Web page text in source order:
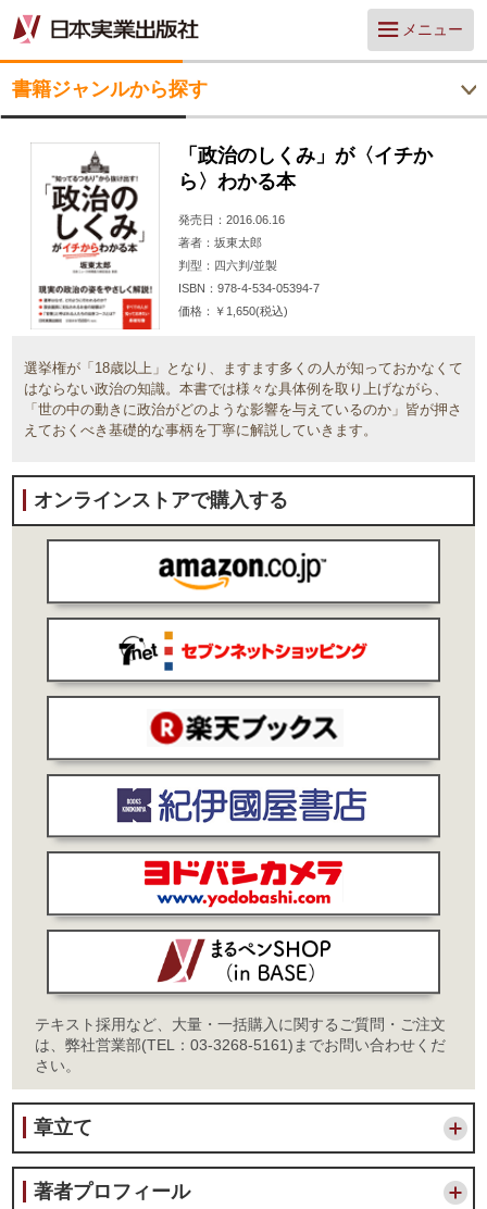
メニュー
書籍ジャンルから探す
「政治のしくみ」が〈イチか
ら〉わかる本
発売日
2016.06.16
著者
坂東太郎
判型
四六判/並製
ISBN
978-4-534-05394-7
価格
￥1,650(税込)
選挙権が「18歳以上」となり、ますます多くの人が知っておかなくて
はならない政治の知識。本書では様々な具体例を取り上げながら、
「世の中の動きに政治がどのような影響を与えているのか」皆が押さ
えておくべき基礎的な事柄を丁寧に解説していきます。
オンラインストアで購入する
テキスト採用など、大量・一括購入に関するご質問・ご注文
は、弊社営業部(TEL：03-3268-5161)までお問い合わせくだ
さい。
章立て
著者プロフィール